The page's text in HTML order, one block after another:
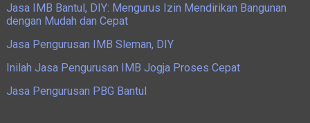
Jasa IMB Bantul, DIY: Mengurus Izin Mendirikan Bangunan
dengan Mudah dan Cepat
Jasa Pengurusan IMB Sleman, DIY
Inilah Jasa Pengurusan IMB Jogja Proses Cepat
Jasa Pengurusan PBG Bantul